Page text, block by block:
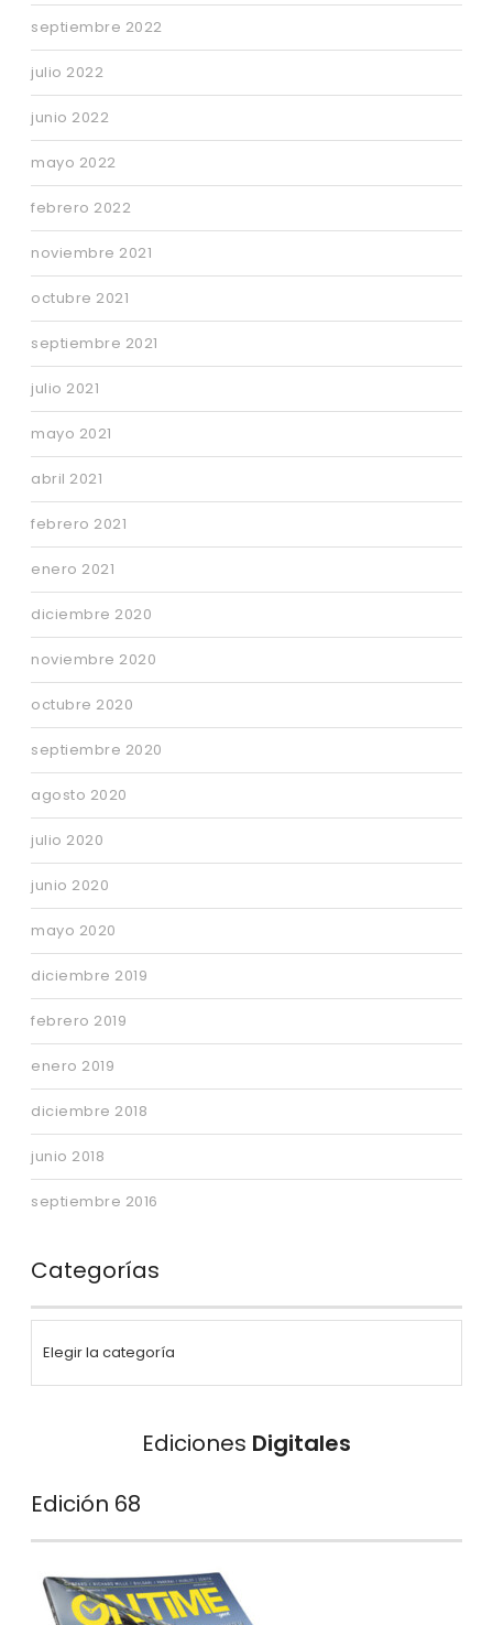
septiembre 2022
julio 2022
junio 2022
mayo 2022
febrero 2022
noviembre 2021
octubre 2021
septiembre 2021
julio 2021
mayo 2021
abril 2021
febrero 2021
enero 2021
diciembre 2020
noviembre 2020
octubre 2020
septiembre 2020
agosto 2020
julio 2020
junio 2020
mayo 2020
diciembre 2019
febrero 2019
enero 2019
diciembre 2018
junio 2018
septiembre 2016
Categorías
Ediciones Digitales
Edición 68